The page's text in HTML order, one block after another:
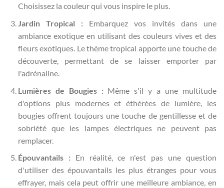
Choisissez la couleur qui vous inspire le plus.
Jardin Tropical :Embarquez vos invités dans une
ambiance exotique en utilisant des couleurs vives et des
fleurs exotiques. Le thème tropical apporte une touche de
découverte, permettant de se laisser emporter par
l'adrénaline.
Lumières de Bougies :Même s'il y a une multitude
d'options plus modernes et éthérées de lumière, les
bougies offrent toujours une touche de gentillesse et de
sobriété que les lampes électriques ne peuvent pas
remplacer.
Épouvantails :En réalité, ce n'est pas une question
d'utiliser des épouvantails les plus étranges pour vous
effrayer, mais cela peut offrir une meilleure ambiance, en